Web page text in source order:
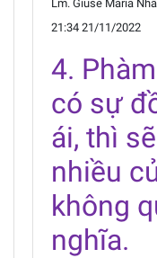
Lm. Giuse Maria
21:34 21/11/2022
4.
có sự
ái, thì
nhiều
không
nghĩa.